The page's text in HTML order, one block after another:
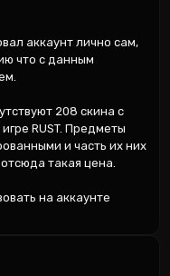
аккаунт лично сам,
что с данным
208 скина с
RUST. Предметы
и часть их них
такая цена.
на аккаунте